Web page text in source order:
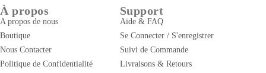
À propos
A propos de nous
Boutique
Nous Contacter
Politique de Confidentialité
Support
Aide & FAQ
Se Connecter / S'enregistrer
Suivi de Commande
Livraisons & Retours